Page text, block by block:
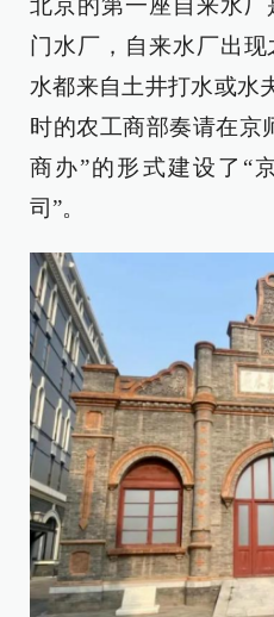
北京的第一座自来水
门水厂，自来水厂出
水都来自土井打水或水
时的农工商部奏请在京
商办”的形式建设了“
司”。